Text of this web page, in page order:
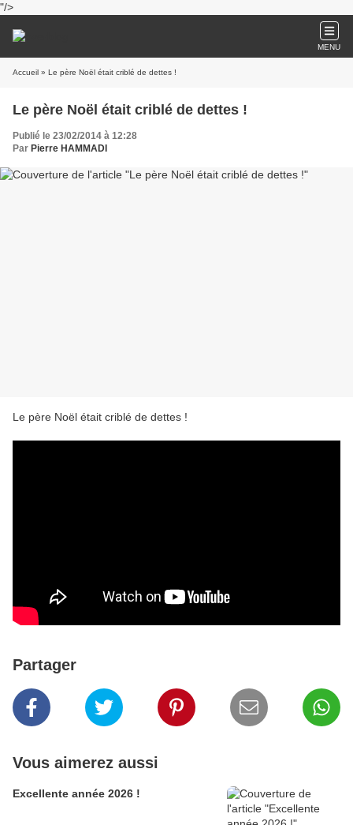
"/>
MENU
Accueil » Le père Noël était criblé de dettes !
Le père Noël était criblé de dettes !
Publié le 23/02/2014 à 12:28
Par Pierre HAMMADI
Le père Noël était criblé de dettes !
Partager
Vous aimerez aussi
Excellente année 2026 !